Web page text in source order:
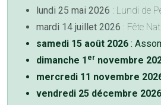
lundi 25 mai 2026 : Lundi de
mardi 14 juillet 2026 : Fête
samedi 15 août 2026 :
dimanche 1 er novembre
mercredi 11 novembre
vendredi 25 décembre 2026